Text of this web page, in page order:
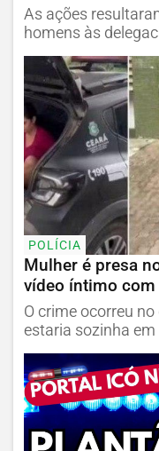
As ações
homens às
POLÍCIA
Mulher é presa
vídeo íntimo com
O crime ocorreu
estaria sozinha em